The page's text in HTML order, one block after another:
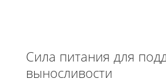
Сила питания для
выносливости